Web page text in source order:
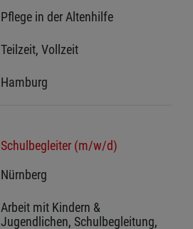
Pflege in der Altenhilfe
Teilzeit, Vollzeit
Hamburg
Schulbegleiter (m/w/d)
Nürnberg
Arbeit mit Kindern &
Jugendlichen, Schulbegleitung,